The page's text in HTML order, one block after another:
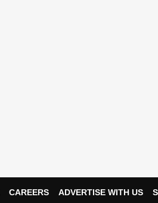
CAREERS ADVERTISE WITH US